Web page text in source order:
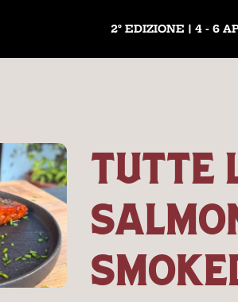
2° EDIZIONE | 4 - 6
TUTTE